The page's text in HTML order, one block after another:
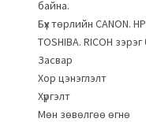
байна.
Бүх төрлийн CANON.
TOSHIBA. RICOH
Засвар
Хор цэнэглэлт
Хүргэлт
Мөн зөвөлгөө өгнө